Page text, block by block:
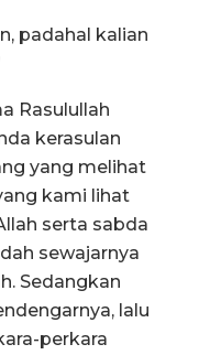
padahal kalian
Rasulullah
kerasulan
yang melihat
kami lihat
serta sabda
sewajarnya
Sedangkan
lalu
perkara